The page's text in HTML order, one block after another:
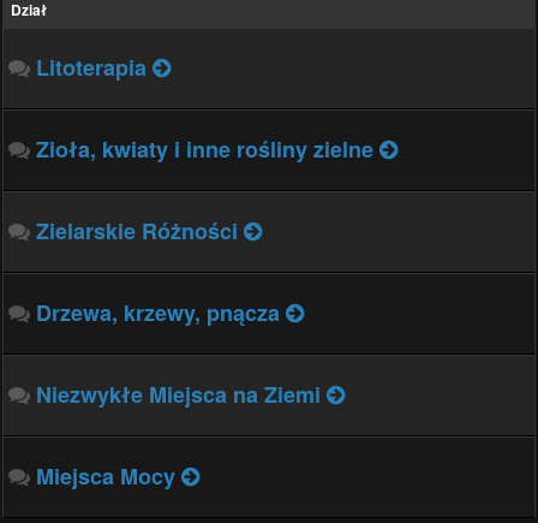
Dział
Litoterapia
Zioła, kwiaty i inne rośliny zielne
Zielarskie Różności
Drzewa, krzewy, pnącza
Niezwykłe Miejsca na Ziemi
Miejsca Mocy